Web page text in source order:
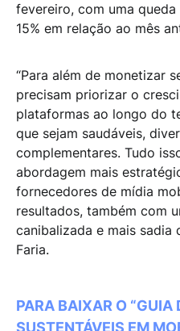
fevereiro, com uma
15% em relação ao mês
“Para além de monetizar
precisam priorizar o
plataformas ao longo do
que sejam saudáveis,
complementares. Tudo
abordagem mais
fornecedores de mídia
resultados, também com
canibalizada e mais sadia
Faria.
PARA BAIXAR O “GUIA
SUSTENTÁVEIS EM